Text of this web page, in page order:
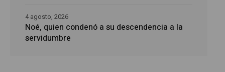
Noé, quien condenó a su descendencia a la
servidumbre
4 agosto, 2026